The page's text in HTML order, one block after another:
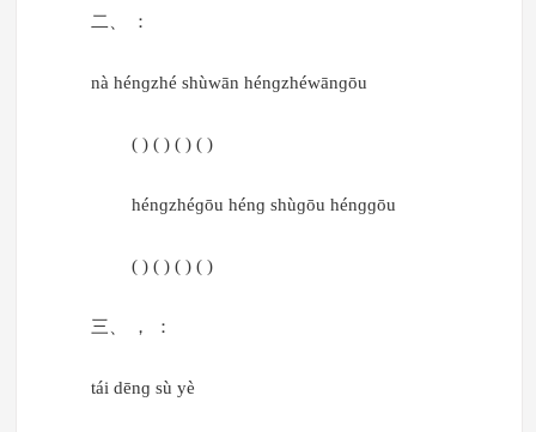
二、 ：
nà hénɡzhé shùwān hénɡzhéwānɡōu
( ) ( ) ( ) ( )
hénɡzhéɡōu hénɡ shùɡōu hénɡɡōu
( ) ( ) ( ) ( )
三、 ， ：
tái dēnɡ sù yè